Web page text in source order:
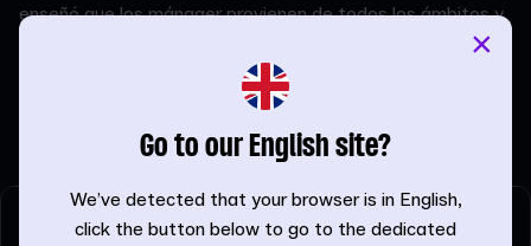
enseñó que los mánager provienen de todos los ámbitos y
que el éxito en el banquillo no se define por lo que se logró
en el campo. En FM26, tú decides cómo darle forma.
Go to our English site?
We’ve detected that your browser is in English,
click the button below to go to the dedicated
×